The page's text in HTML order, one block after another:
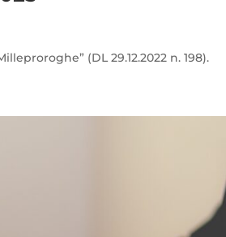
(DL 29.12.2022 n. 198).